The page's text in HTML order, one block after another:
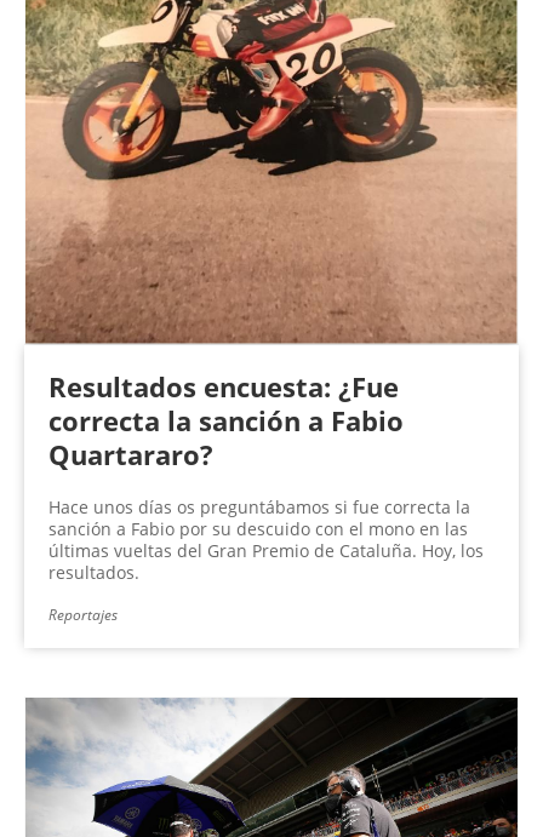
Resultados encuesta: ¿Fue
correcta la sanción a Fabio
Quartararo?
Hace unos días os preguntábamos si fue correcta la
sanción a Fabio por su descuido con el mono en las
últimas vueltas del Gran Premio de Cataluña. Hoy, los
resultados.
Reportajes